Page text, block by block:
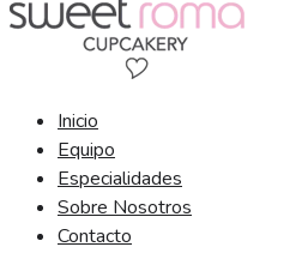
Inicio
Equipo
Especialidades
Sobre Nosotros
Contacto